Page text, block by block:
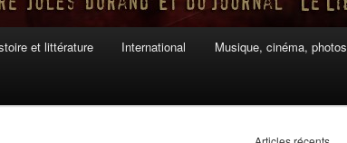
et littérature International Musique, cinéma, photos